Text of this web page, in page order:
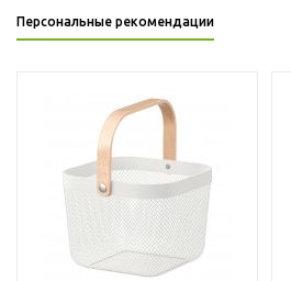
Персональные рекомендации